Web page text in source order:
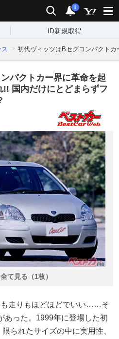
検索 通知
i
ID新規取得
初代ヴィッツはBセグコンパクト
パクトカー界に革命を起
!! 国内だけにとどまらずフ
て見る（1枚）
走りもほどほどでいい……そ
あった。1999年に登場した初
られたサイズの中に実用性、